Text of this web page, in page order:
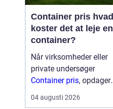
Container pris hvad
koster det at leje en
container?
Når virksomheder eller
private undersøger
Container pris, opdager
mange hurtigt, at der
ikke findes én fast pris.
04 augusti 2026